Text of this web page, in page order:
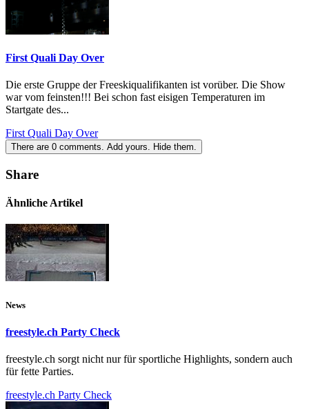
First Quali Day Over
Die erste Gruppe der Freeskiqualifikanten ist vorüber. Die Show
war vom feinsten!!! Bei schon fast eisigen Temperaturen im
Startgate des...
First Quali Day Over
There are 0 comments. Add yours. Hide them.
Share
Ähnliche Artikel
News
freestyle.ch Party Check
freestyle.ch sorgt nicht nur für sportliche Highlights, sondern auch
für fette Parties.
freestyle.ch Party Check